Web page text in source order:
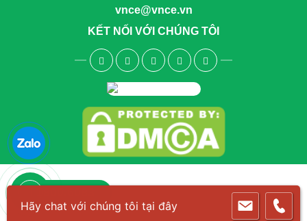
vnce@vnce.vn
KẾT NỐI VỚI CHÚNG TÔI
Hãy chat với chúng tôi tại đây